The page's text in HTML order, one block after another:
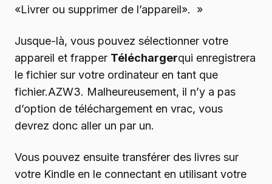
«Livrer ou supprimer de l’appareil». »
Jusque-là, vous pouvez sélectionner votre
appareil et frapper Téléchargerqui enregistrera
le fichier sur votre ordinateur en tant que
fichier.AZW3. Malheureusement, il n’y a pas
d’option de téléchargement en vrac, vous
devrez donc aller un par un.
Vous pouvez ensuite transférer des livres sur
votre Kindle en le connectant en utilisant votre